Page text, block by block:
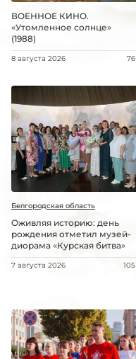
ВОЕННОЕ КИНО.
«Утомленное солнце»
(1988)
8 августа 2026 76
Белгородская область
Оживляя историю: день
рождения отметил музей-
диорама «Курская битва»
7 августа 2026 105